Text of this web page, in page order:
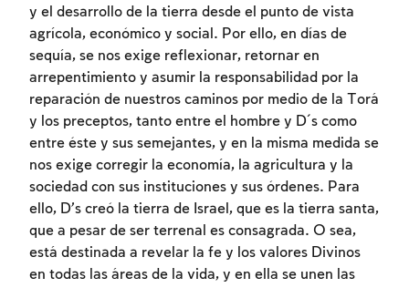
y el desarrollo de la tierra desde el punto de vista
agrícola, económico y social. Por ello, en días de
sequía, se nos exige reflexionar, retornar en
arrepentimiento y asumir la responsabilidad por la
reparación de nuestros caminos por medio de la Torá
y los preceptos, tanto entre el hombre y D´s como
entre éste y sus semejantes, y en la misma medida se
nos exige corregir la economía, la agricultura y la
sociedad con sus instituciones y sus órdenes. Para
ello, D’s creó la tierra de Israel, que es la tierra santa,
que a pesar de ser terrenal es consagrada. O sea,
está destinada a revelar la fe y los valores Divinos
en todas las áreas de la vida, y en ella se unen las
Inscripcion requerida
Para marcar lo estudiado debe conectarse
a su cuenta o inscribirse.
Inscripcion Conectarse